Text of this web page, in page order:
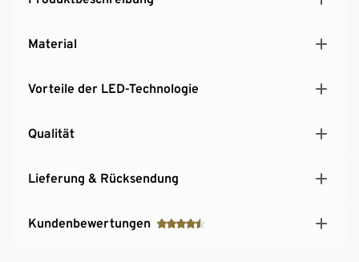
Material
Vorteile der LED-Technologie
Qualität
Lieferung & Rücksendung
Kundenbewertungen